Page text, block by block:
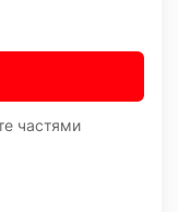
частями